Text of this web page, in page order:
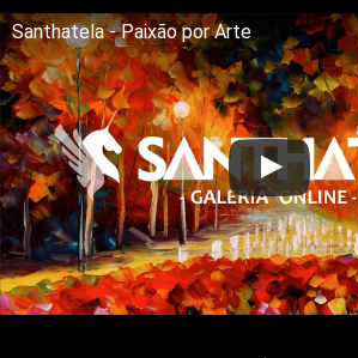
Santhatela - Paixão por Arte